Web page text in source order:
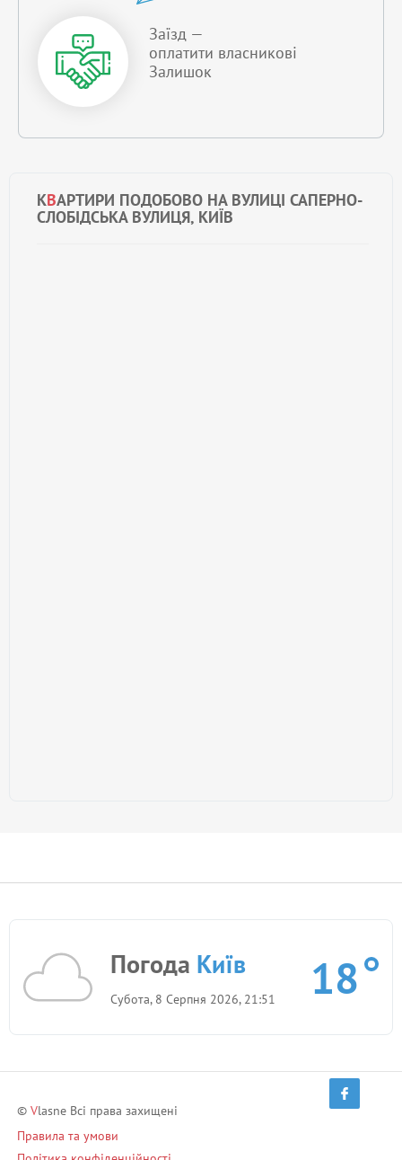
КВАРТИРИ ПОДОБОВО НА ВУЛИЦІ САПЕРНО-
СЛОБІДСЬКА ВУЛИЦЯ, КИЇВ
Заїзд —
оплатити власникові
Залишок
Погода Київ
Субота, 8 Серпня 2026, 21:51 18
© Vlasne Всі права захищені
Правила та умови